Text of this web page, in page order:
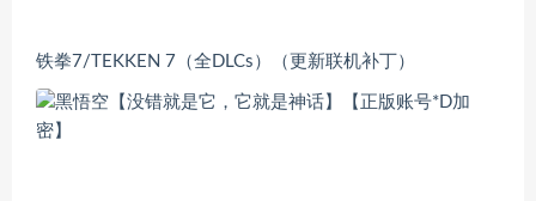
铁拳7/TEKKEN 7（全DLCs）（更新联机补丁）